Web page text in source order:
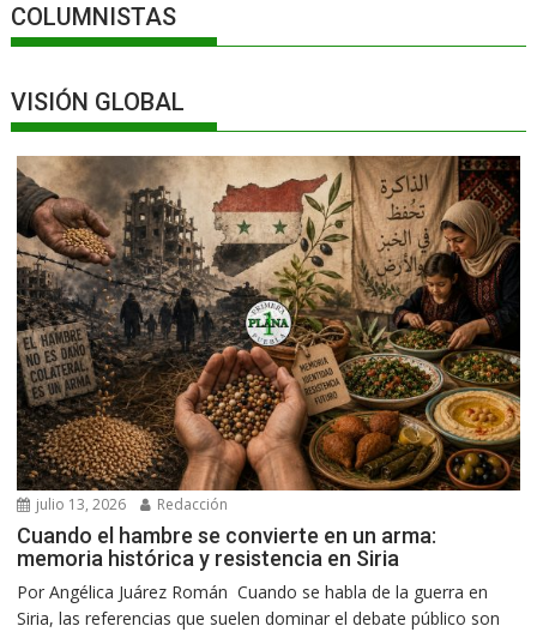
COLUMNISTAS
VISIÓN GLOBAL
julio 13, 2026 Redacción
Cuando el hambre se convierte en un arma:
memoria histórica y resistencia en Siria
Por Angélica Juárez Román Cuando se habla de la guerra en
Siria, las referencias que suelen dominar el debate público son